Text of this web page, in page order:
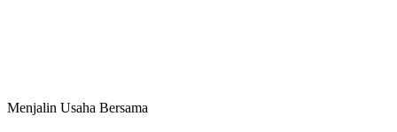
Menjalin Usaha Bersama